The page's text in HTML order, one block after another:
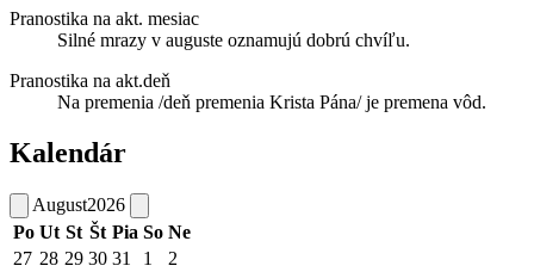
Pranostika na akt. mesiac
Silné mrazy v auguste oznamujú dobrú chvíľu.
Pranostika na akt.deň
Na premenia /deň premenia Krista Pána/ je premena vôd.
Kalendár
August2026
Po Ut St Št Pia So Ne
27 28 29 30 31 1
2